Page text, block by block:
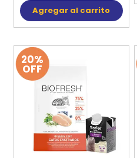
Agregar al carrito
20%
OFF